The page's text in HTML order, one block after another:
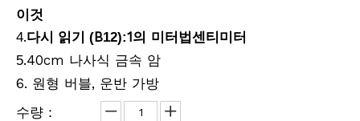
이것
4.다시 읽기 (B12):1의 미터법센티미터
5.40cm 나사식 금속 암
6. 원형 버블, 운반 가방
수량：